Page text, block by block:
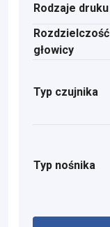
Rodzaje druku
Rozdzielczość
głowicy
Typ czujnika
Typ nośnika